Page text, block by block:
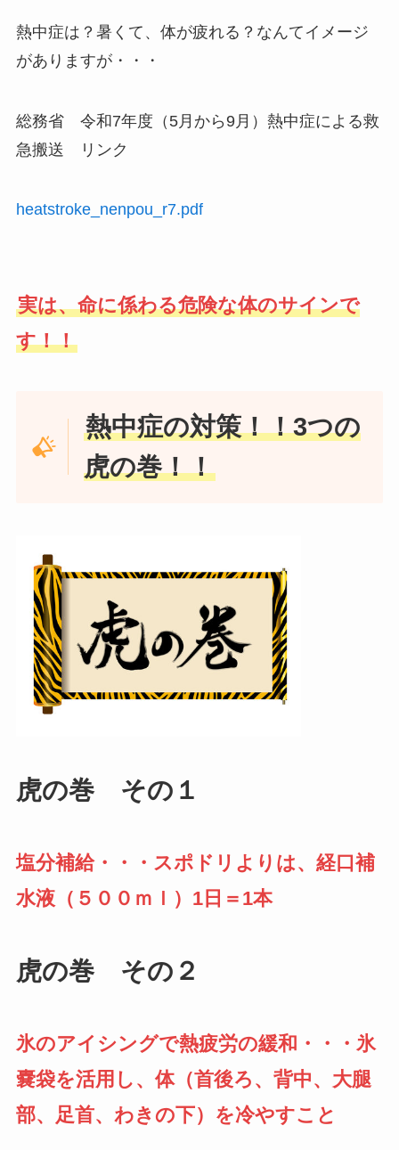
熱中症は？暑くて、体が疲れる？なんてイメージ
がありますが・・・
総務省 令和7年度（5月から9月）熱中症による救
急搬送 リンク
heatstroke_nenpou_r7.pdf
実は、命に係わる危険な体のサインで
す！！
熱中症の対策！！3つの
虎の巻！！
虎の巻 その１
塩分補給・・・スポドリよりは、経口補
水液（５００ｍｌ）1日＝1本
虎の巻 その２
氷のアイシングで熱疲労の緩和・・・氷
嚢袋を活用し、体（首後ろ、背中、大腿
部、足首、わきの下）を冷やすこと